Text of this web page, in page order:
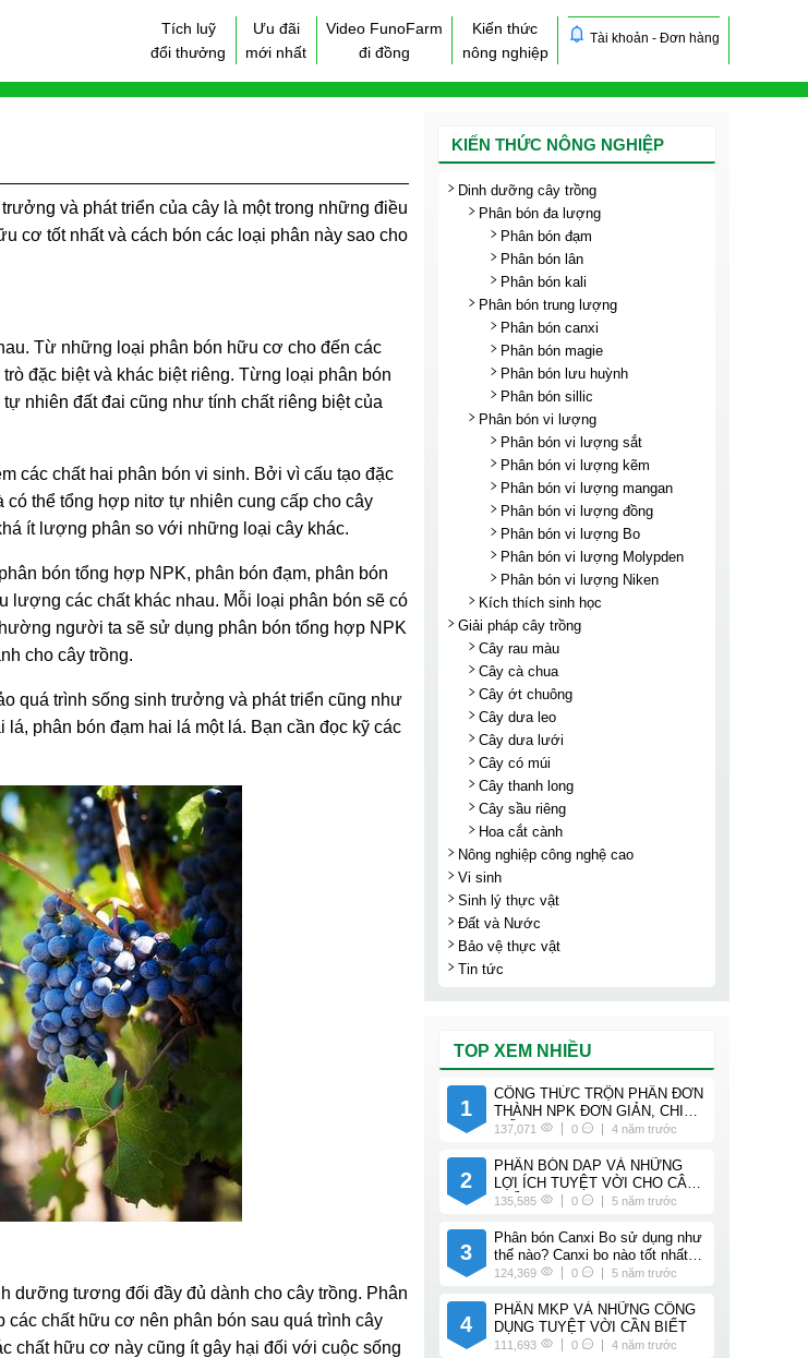
Tích luỹ
đổi thưởng
Ưu đãi
mới nhất
Video FunoFarm
đi đồng
Kiến thức
nông nghiệp
Tài khoản - Đơn hàng
và phát triển của cây là một trong những điều
cơ tốt nhất và cách bón các loại phân này sao cho
Từ những loại phân bón hữu cơ cho đến các
đặc biệt và khác biệt riêng. Từng loại phân bón
nhiên đất đai cũng như tính chất riêng biệt của
các chất hai phân bón vi sinh. Bởi vì cấu tạo đặc
thể tổng hợp nitơ tự nhiên cung cấp cho cây
ít lượng phân so với những loại cây khác.
bón tổng hợp NPK, phân bón đạm, phân bón
lượng các chất khác nhau. Mỗi loại phân bón sẽ có
người ta sẽ sử dụng phân bón tổng hợp NPK
cho cây trồng.
quá trình sống sinh trưởng và phát triển cũng như
phân bón đạm hai lá một lá. Bạn cần đọc kỹ các
dưỡng tương đối đầy đủ dành cho cây trồng. Phân
chất hữu cơ nên phân bón sau quá trình cây
chất hữu cơ này cũng ít gây hại đối với cuộc sống
KIẾN THỨC NÔNG NGHIỆP
Dinh dưỡng cây trồng
Phân bón đa lượng
Phân bón đạm
Phân bón lân
Phân bón kali
Phân bón trung lượng
Phân bón canxi
Phân bón magie
Phân bón lưu huỳnh
Phân bón sillic
Phân bón vi lượng
Phân bón vi lượng sắt
Phân bón vi lượng kẽm
Phân bón vi lượng mangan
Phân bón vi lượng đồng
Phân bón vi lượng Bo
Phân bón vi lượng Molypden
Phân bón vi lượng Niken
Kích thích sinh học
Giải pháp cây trồng
Cây rau màu
Cây cà chua
Cây ớt chuông
Cây dưa leo
Cây dưa lưới
Cây có múi
Cây thanh long
Cây sầu riêng
Hoa cắt cành
Nông nghiệp công nghệ cao
Vi sinh
Sinh lý thực vật
Đất và Nước
Bảo vệ thực vật
Tin tức
TOP XEM NHIỀU
1
CÔNG THỨC TRỘN PHÂN ĐƠN
THÀNH NPK ĐƠN GIẢN, CHI
TIẾT
137,071 0 4 năm trước
2
PHÂN BÓN DAP VÀ NHỮNG
LỢI ÍCH TUYỆT VỜI CHO CÂY
TRỒNG
135,585 0 5 năm trước
3
Phân bón Canxi Bo sử dụng như
thế nào? Canxi bo nào tốt nhất
cho cây trồng của bạn?
124,369 0 5 năm trước
4
PHÂN MKP VÀ NHỮNG CÔNG
DỤNG TUYỆT VỜI CẦN BIẾT
111,693 0 4 năm trước